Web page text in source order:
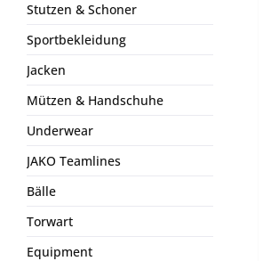
Stutzen & Schoner
Sportbekleidung
Jacken
Mützen & Handschuhe
Underwear
JAKO Teamlines
Bälle
Torwart
Equipment